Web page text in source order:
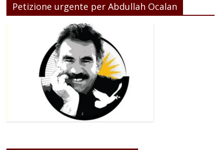
Petizione urgente per Abdullah Ocalan